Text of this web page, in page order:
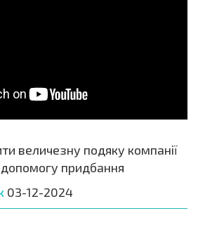
величезну подяку компанії
придбання
03-12-2024